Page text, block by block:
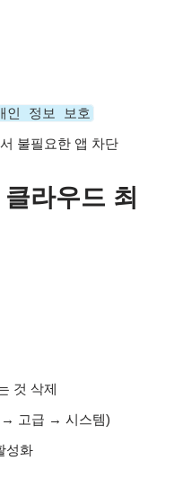
인 정보 보호
불필요한 앱 차단
라우드 최
것 삭제
→ 고급 → 시스템)
성화